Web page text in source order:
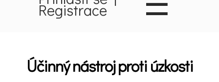
Registrace
Látky
Účinný nástroj proti úzkosti